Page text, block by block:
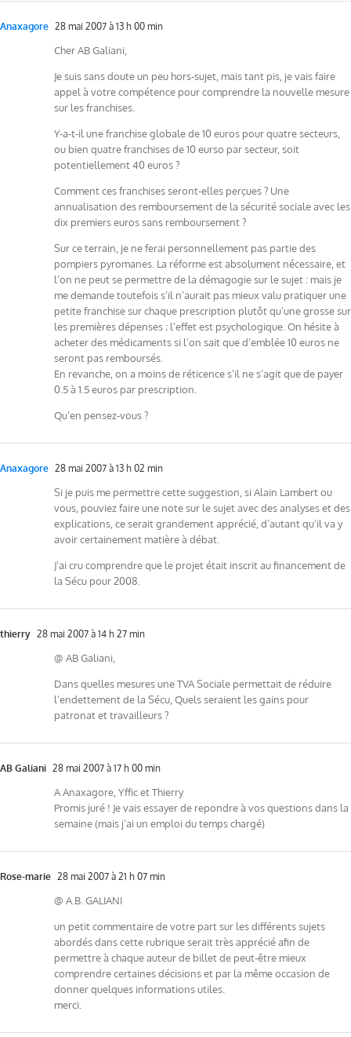
Anaxagore 28 mai 2007 à 13 h 00 min
Cher AB Galiani,
Je suis sans doute un peu hors-sujet, mais tant pis, je vais faire
appel à votre compétence pour comprendre la nouvelle mesure
sur les franchises.
Y-a-t-il une franchise globale de 10 euros pour quatre secteurs,
ou bien quatre franchises de 10 eurso par secteur, soit
potentiellement 40 euros ?
Comment ces franchises seront-elles perçues ? Une
annualisation des remboursement de la sécurité sociale avec les
dix premiers euros sans remboursement ?
Sur ce terrain, je ne ferai personnellement pas partie des
pompiers pyromanes. La réforme est absolument nécessaire, et
l’on ne peut se permettre de la démagogie sur le sujet : mais je
me demande toutefois s’il n’aurait pas mieux valu pratiquer une
petite franchise sur chaque prescription plutôt qu’une grosse sur
les premières dépenses ; l’effet est psychologique. On hésite à
acheter des médicaments si l’on sait que d’emblée 10 euros ne
seront pas remboursés.
En revanche, on a moins de réticence s’il ne s’agit que de payer
0.5 à 1.5 euros par prescription.
Qu’en pensez-vous ?
Anaxagore 28 mai 2007 à 13 h 02 min
Si je puis me permettre cette suggestion, si Alain Lambert ou
vous, pouviez faire une note sur le sujet avec des analyses et des
explications, ce serait grandement apprécié, d’autant qu’il va y
avoir certainement matière à débat.
J’ai cru comprendre que le projet était inscrit au financement de
la Sécu pour 2008.
thierry 28 mai 2007 à 14 h 27 min
@ AB Galiani,
Dans quelles mesures une TVA Sociale permettait de réduire
l’endettement de la Sécu, Quels seraient les gains pour
patronat et travailleurs ?
AB Galiani 28 mai 2007 à 17 h 00 min
A Anaxagore, Yffic et Thierry
Promis juré ! Je vais essayer de repondre à vos questions dans la
semaine (mais j’ai un emploi du temps chargé)
Rose-marie 28 mai 2007 à 21 h 07 min
@ A.B. GALIANI
un petit commentaire de votre part sur les différents sujets
abordés dans cette rubrique serait très apprécié afin de
permettre à chaque auteur de billet de peut-être mieux
comprendre certaines décisions et par la même occasion de
donner quelques informations utiles.
merci.